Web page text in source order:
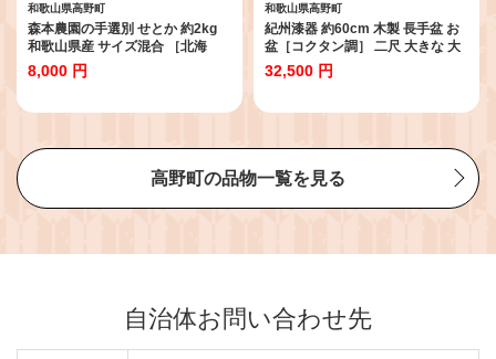
和歌山県高野町
森本農園の手選別 せとか 約2kg
和歌山県産 サイズ混合 ［北海
道・沖縄・離島配送不可］［2027
年2月下旬から順次発送予定］
8,000 円
和歌山県高野町
紀州漆器 約60cm 木製 長手盆 お
盆［コクタン調］ 二尺 大きな 大
きい トレー［YS11］
32,500 円
高野町の品物一覧を見る
自治体お問い合わせ先